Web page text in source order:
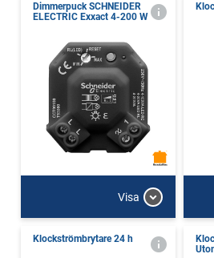
Dimmerpuck SCHNEIDER
ELECTRIC Exxact 4-200 W
Visa
Klockströmbrytare 24 h